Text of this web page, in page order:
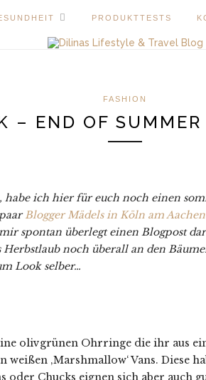
PRODUKTTESTS
FASHION
– END OF
habe ich hier für euch noch einen
Blogger Mädels in Köln am
spontan überlegt einen Blogpost
noch überall an den
Look selber…
olivgrünen Ohrringe die ihr aus
‚Marshmallow‘ Vans. Diese
Chucks eignen sich aber auch